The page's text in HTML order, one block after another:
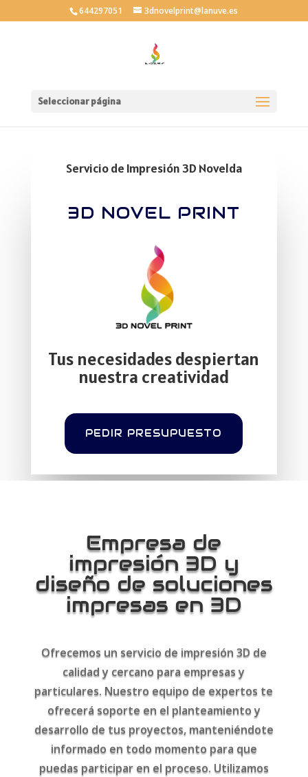
644297051 3dnovelprint@lanuve.es
Seleccionar página
Servicio de Impresión 3D Novelda
3D NOVEL PRINT
Tus necesidades despiertan
nuestra creatividad
PEDIR PRESUPUESTO
Empresa de
impresión 3D y
diseño de soluciones
impresas en 3D
Ofrecemos un servicio de impresión 3D de
calidad y cercano para empresas y
particulares. Nuestro equipo de expertos te
ofrecerá soporte en el planteamiento y
desarrollo de tus proyectos, manteniéndote
informado en todo momento para que
puedas participar en el proceso. Utilizamos